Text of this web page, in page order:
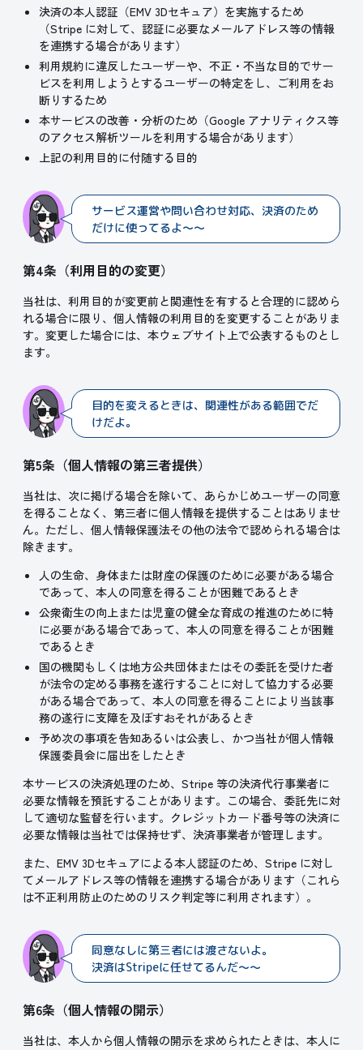
決済の本人認証（EMV 3Dセキュア）を実施するため
（Stripe に対して、認証に必要なメールアドレス等の情報
を連携する場合があります）
利用規約に違反したユーザーや、不正・不当な目的でサー
ビスを利用しようとするユーザーの特定をし、ご利用をお
断りするため
本サービスの改善・分析のため（Google アナリティクス等
のアクセス解析ツールを利用する場合があります）
上記の利用目的に付随する目的
サービス運営や問い合わせ対応、決済のため
だけに使ってるよ～～
第4条（利用目的の変更）
当社は、利用目的が変更前と関連性を有すると合理的に認めら
れる場合に限り、個人情報の利用目的を変更することがありま
す。変更した場合には、本ウェブサイト上で公表するものとし
ます。
目的を変えるときは、関連性がある範囲でだ
けだよ。
第5条（個人情報の第三者提供）
当社は、次に掲げる場合を除いて、あらかじめユーザーの同意
を得ることなく、第三者に個人情報を提供することはありませ
ん。ただし、個人情報保護法その他の法令で認められる場合は
除きます。
人の生命、身体または財産の保護のために必要がある場合
であって、本人の同意を得ることが困難であるとき
公衆衛生の向上または児童の健全な育成の推進のために特
に必要がある場合であって、本人の同意を得ることが困難
であるとき
国の機関もしくは地方公共団体またはその委託を受けた者
が法令の定める事務を遂行することに対して協力する必要
がある場合であって、本人の同意を得ることにより当該事
務の遂行に支障を及ぼすおそれがあるとき
予め次の事項を告知あるいは公表し、かつ当社が個人情報
保護委員会に届出をしたとき
本サービスの決済処理のため、Stripe 等の決済代行事業者に
必要な情報を預託することがあります。この場合、委託先に対
して適切な監督を行います。クレジットカード番号等の決済に
必要な情報は当社では保持せず、決済事業者が管理します。
また、EMV 3Dセキュアによる本人認証のため、Stripe に対し
てメールアドレス等の情報を連携する場合があります（これら
は不正利用防止のためのリスク判定等に利用されます）。
同意なしに第三者には渡さないよ。
決済はStripeに任せてるんだ～～
第6条（個人情報の開示）
当社は、本人から個人情報の開示を求められたときは、本人に